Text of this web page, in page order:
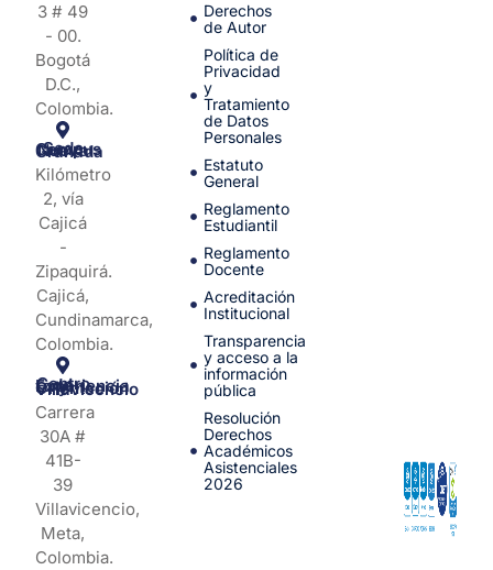
3 # 49
- 00.
Bogotá
D.C.,
Colombia.
Sede Campus Nueva Granada
Kilómetro
2, vía
Cajicá
-
Zipaquirá.
Cajicá,
Cundinamarca,
Colombia.
Centro de Experiencia y Orientación Villavicencio
Carrera
30A #
41B-
39
Villavicencio,
Meta,
Colombia.
Derechos
de Autor
Política de
Privacidad
y
Tratamiento
de Datos
Personales
Estatuto
General
Reglamento
Estudiantil
Reglamento
Docente
Acreditación
Institucional
Transparencia
y acceso a la
información
pública
Resolución
Derechos
Académicos
Asistenciales
2026